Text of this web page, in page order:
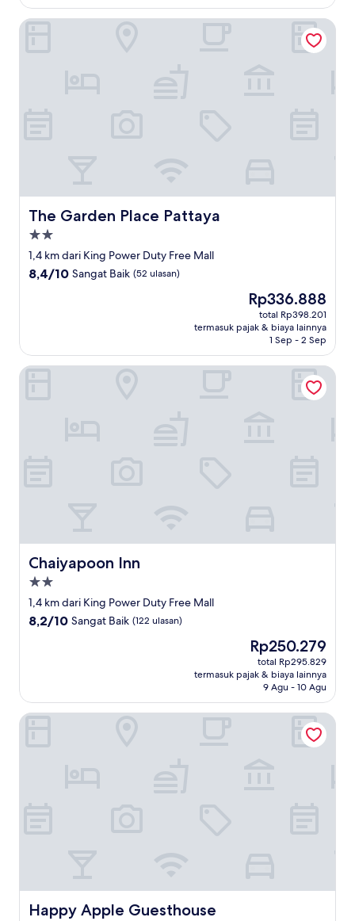
ulasan)
The Garden Place Pattaya
The Garden Place Pattaya
Properti
bintang
2.0
1,4 km dari King Power Duty Free Mall
8.4
ulasan)
8,4/10 Sangat Baik (52 ulasan)
Harga
sekarang
Rp336.888
Rp336.888
total Rp398.201
termasuk pajak & biaya lainnya
1 Sep - 2 Sep
The Garden Place Pattaya
Chaiyapoon Inn
Chaiyapoon Inn
Properti
bintang
2.0
1,4 km dari King Power Duty Free Mall
8.2
ulasan)
8,2/10 Sangat Baik (122 ulasan)
Harga
sekarang
Rp250.279
Rp250.279
total Rp295.829
termasuk pajak & biaya lainnya
9 Agu - 10 Agu
Chaiyapoon Inn
Happy Apple Guesthouse
Happy Apple Guesthouse
Happy Apple Guesthouse